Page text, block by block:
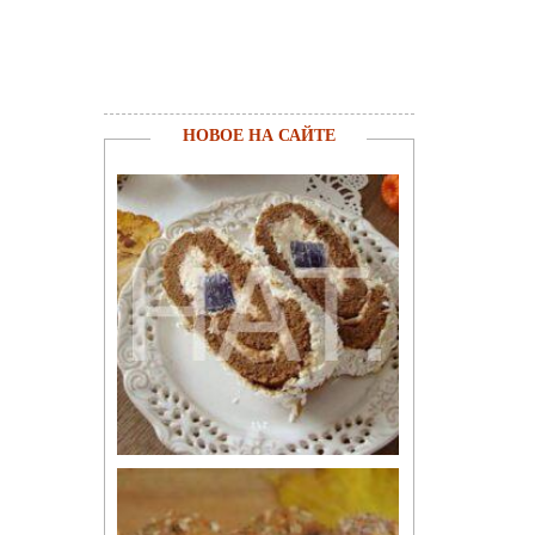
НОВОЕ НА САЙТЕ